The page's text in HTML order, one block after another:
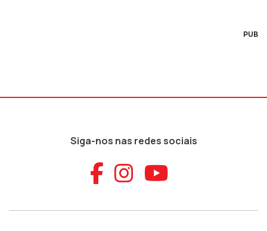
PUB
Siga-nos nas redes sociais
Aceder ao
Aceder ao
Aceder